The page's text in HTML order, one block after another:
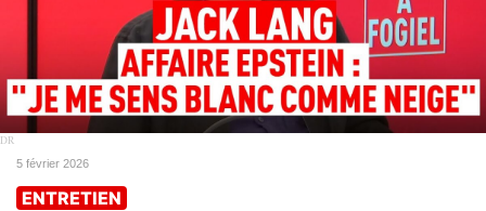
DR
5 février 2026
ENTRETIEN